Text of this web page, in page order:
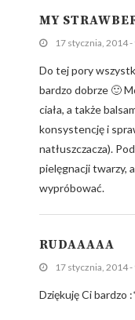
MY
17 stycznia, 2014 -
Do tej pory
bardzo dobrze 🙂
ciała, a także
konsystencję i
natłuszczacza).
pielęgnacji twarzy,
wypróbować.
RUDAAAAA
17 stycznia, 2014 -
Dziękuję Ci bardzo